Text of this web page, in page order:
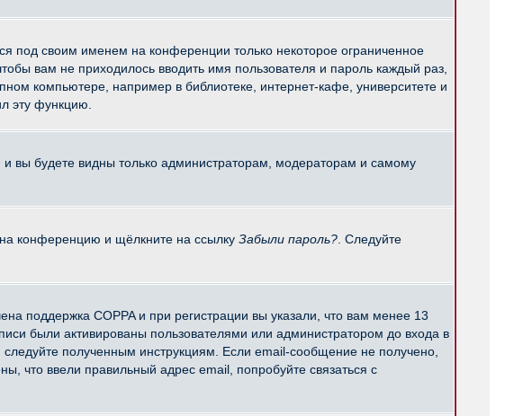
под своим именем на конференции только некоторое ограниченное
вам не приходилось вводить имя пользователя и пароль каждый раз,
компьютере, например в библиотеке, интернет-кафе, университете и
эту функцию.
, и вы будете видны только администраторам, модераторам и самому
конференцию и щёлкните на ссылку Забыли пароль? . Следуйте
поддержка COPPA и при регистрации вы указали, что вам менее 13
были активированы пользователями или администратором до входа в
полученным инструкциям. Если email-сообщение не получено,
что ввели правильный адрес email, попробуйте связаться с